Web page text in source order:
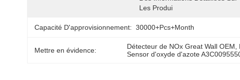
Les Produi
Capacité D'approvisionnement: 30000+Pcs+Month
Mettre en évidence: Détecteur de NOx Great Wall OEM
Sensor d'oxyde d'azote